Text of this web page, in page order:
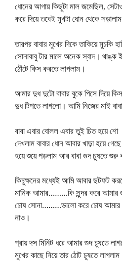
ধোনের আগায় কিছুটা মাল জমেছিল,
করে দিয়ে তবেই মুখটা ধোন থেকে
তারপর বাবার মুখের দিকে তাকিয়ে মুচকি
সোনাবাবু টার মালে অনেক স্বাদ। থাঙ্ক
ঠোঁটে কিস করতে লাগলাম।
আমার দুধ দুটো বাবার বুকে পিসে দিয়ে
দুধ টিপতে লাগলো। আমি নিজের মাই
বাবা এবার বোলল এবার তুই চিত হয়ে
দেখলাম বাবার ধোন আবার খাড়া হয়ে
হয়ে শুয়ে পড়লাম আর বাবা গুদ চুষতে
কিচুক্ষনের মধ্যেই আমি আবার ছটফট
মানিক আমার………কি সুন্দর করে
চোষ সোনা………ভালো করে চোষ আমার
নাও।
প্রায় দস মিনিট ধরে আমার গুদ চুষতে
মুখের কাছে নিয়ে তার ঠোট চুষতে